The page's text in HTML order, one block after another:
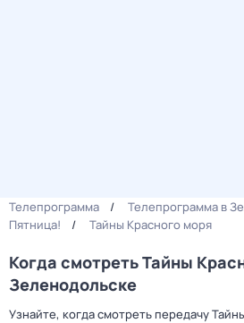
Телепрограмма
Телепрограмма в
Пятница!
Тайны Крaсного мoря
Когда смотреть Тайны
Зеленодольске
Узнайте, когда смотреть передачу